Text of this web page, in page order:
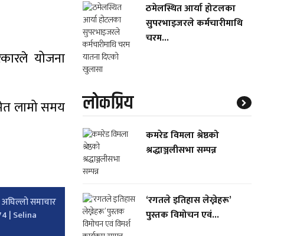
योजना
लामो समय
अघिल्लाे समाचार
| Selina
ठमेलस्थित आर्या होटलका
सुपरभाइजरले कर्मचारीमाथि
चरम...
लाेकप्रिय
कमरेड विमला श्रेष्ठको
श्रद्धाञ्जलीसभा सम्पन्न
‘रगतले इतिहास लेख्नेहरू’
पुस्तक विमोचन एवं...